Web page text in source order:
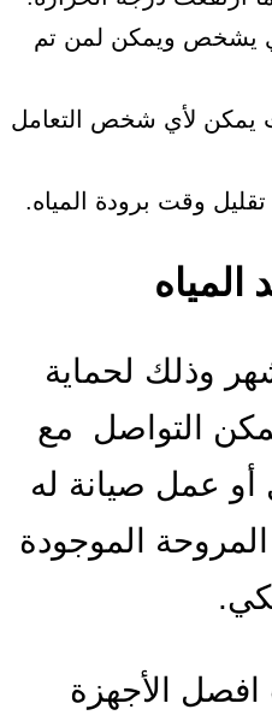
يشخص ويمكن لمن تم
يمكن لأي شخص التعامل
وقت برودة المياه.
المياه
وذلك لحماية
التواصل مع
عمل صيانة له
الموجودة
افصل الأجهزة